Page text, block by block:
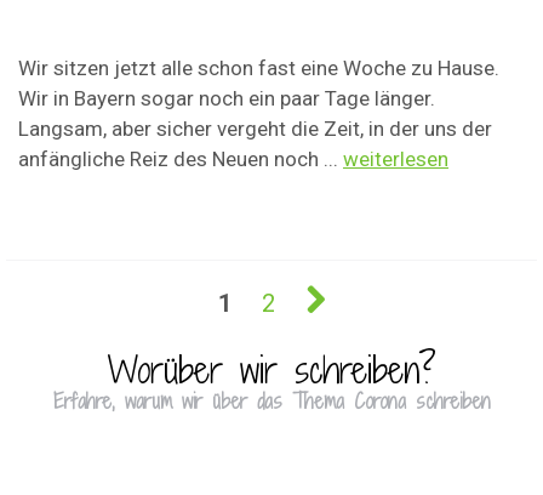
Wir sitzen jetzt alle schon fast eine Woche zu Hause.
Wir in Bayern sogar noch ein paar Tage länger.
Langsam, aber sicher vergeht die Zeit, in der uns der
anfängliche Reiz des Neuen noch ... weiterlesen
1 2
Worüber wir schreiben?
Erfahre, warum wir über das Thema Corona schreiben